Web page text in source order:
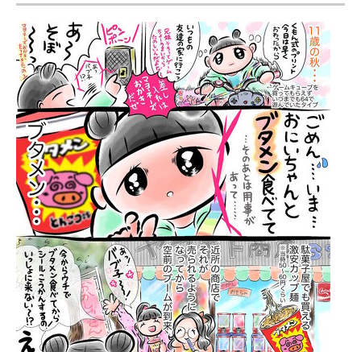
モノづくり技術者専門サイト
エレクトロニクス専門サイト
電子設計の基本と応用
エネルギーの専門メディア
建設×テクノロジーの最前線
ちょっと気になるネットの話題